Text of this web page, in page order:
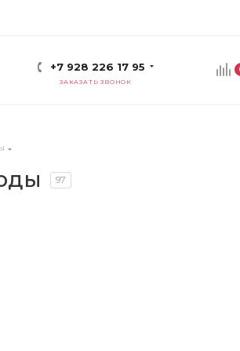
+7 928 226 17 95
ЗАКАЗАТЬ ЗВОНОК
97